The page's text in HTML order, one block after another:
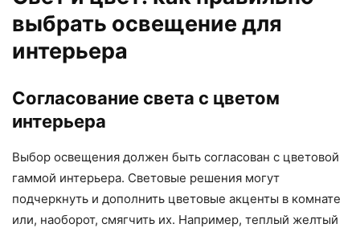
выбрать освещение для
интерьера
Согласование света с цветом
интерьера
Выбор освещения должен быть согласован с цветовой
гаммой интерьера. Световые решения могут
подчеркнуть и дополнить цветовые акценты в комнате
или, наоборот, смягчить их. Например, теплый желтый